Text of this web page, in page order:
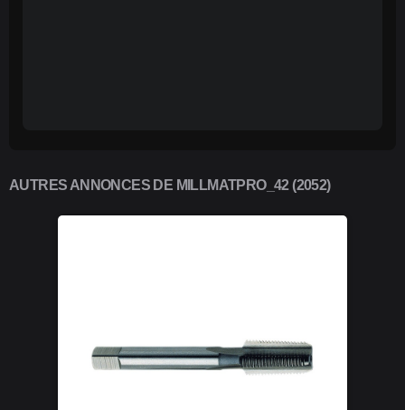
AUTRES ANNONCES DE MILLMATPRO_42 (2052)